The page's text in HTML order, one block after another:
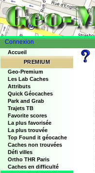
Connexion
Accueil
PREMIUM
Geo-Premium
Les Lab Caches
Attributs
Quick Géocaches
Park and Grab
Trajets TB
Favorite scores
La plus favorisée
La plus trouvée
Top Found it géocache
Caches non trouvées
Défi villes
Ortho THR Paris
Caches en difficulté